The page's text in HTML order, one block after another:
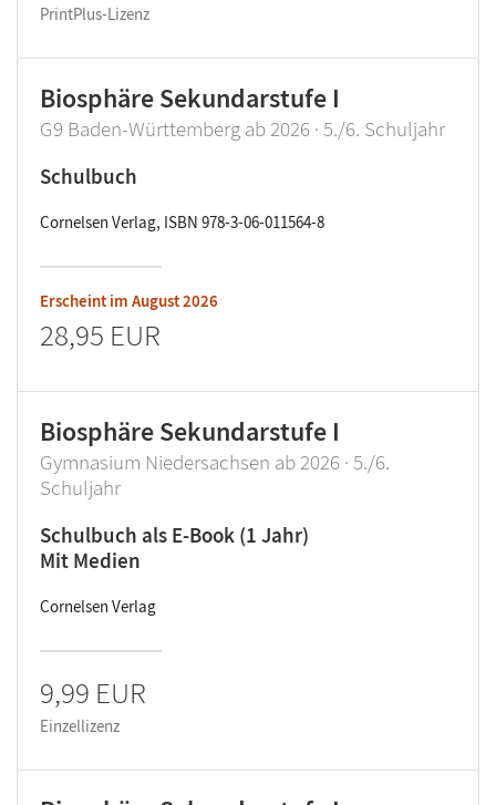
PrintPlus-Lizenz
Biosphäre Sekundarstufe I
G9 Baden-Württemberg ab 2026 · 5./6. Schuljahr
Schulbuch
Cornelsen Verlag, ISBN 978-3-06-011564-8
Erscheint im August 2026
28,95 EUR
Biosphäre Sekundarstufe I
Gymnasium Niedersachsen ab 2026 · 5./6.
Schuljahr
Schulbuch als E-Book (1 Jahr)
Mit Medien
Cornelsen Verlag
9,99 EUR
Einzellizenz